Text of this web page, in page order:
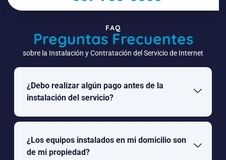
FAQ
Preguntas Frecuentes
sobre la Instalación y Contratación del Servicio de Internet
¿Debo realizar algún pago antes de la
instalación del servicio?
¿Los equipos instalados en mi domicilio son
de mi propiedad?